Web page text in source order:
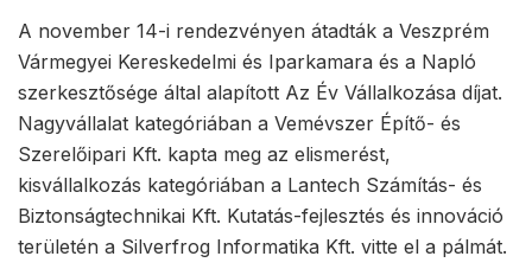
A november 14-i rendezvényen átadták a Veszprém
Vármegyei Kereskedelmi és Iparkamara és a Napló
szerkesztősége által alapított Az Év Vállalkozása díjat.
Nagyvállalat kategóriában a Vemévszer Építő- és
Szerelőipari Kft. kapta meg az elismerést,
kisvállalkozás kategóriában a Lantech Számítás- és
Biztonságtechnikai Kft. Kutatás-fejlesztés és innováció
területén a Silverfrog Informatika Kft. vitte el a pálmát.